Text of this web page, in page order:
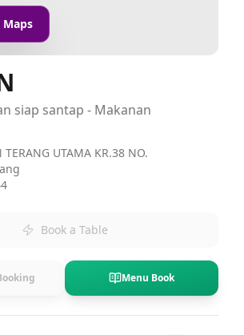
siap santap - Makanan
TERANG UTAMA KR.38 NO.
Book a Table
Menu Book